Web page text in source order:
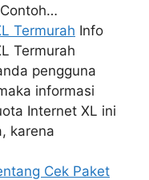
Termurah Info
Termurah
pengguna
informasi
Internet XL ini
karena
Cek Paket